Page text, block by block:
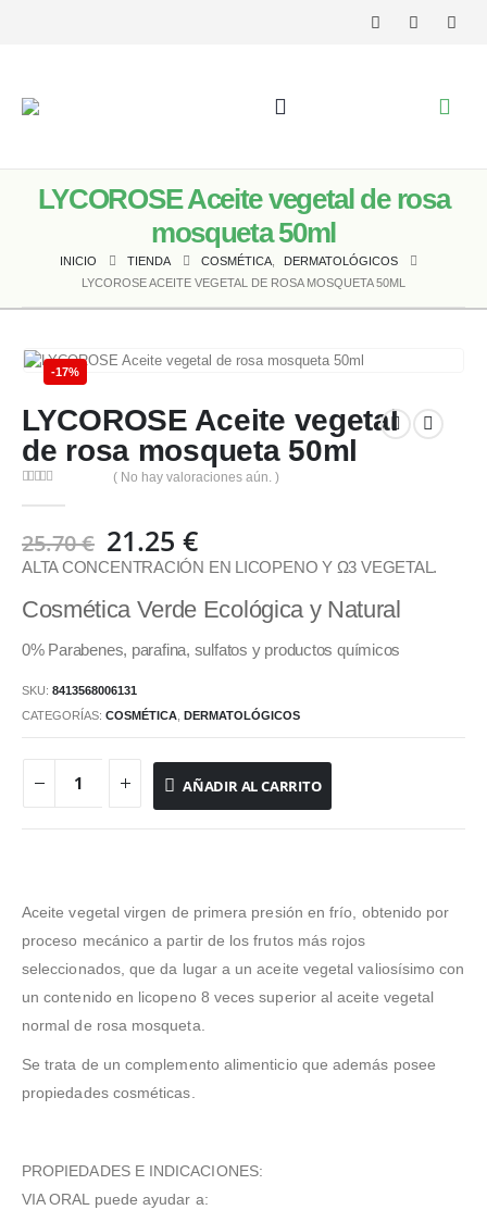
LYCOROSE Aceite vegetal de rosa
mosqueta 50ml
INICIO TIENDA COSMÉTICA,
DERMATOLÓGICOS
LYCOROSE ACEITE VEGETAL DE ROSA MOSQUETA 50ML
-17%
LYCOROSE Aceite vegetal
de rosa mosqueta 50ml
( No hay valoraciones aún. )
25.70€ El
precio
original
era:
25.70 €.
21.25€
precio
actual
es:
21.25 €.
ALTA CONCENTRACIÓN EN LICOPENO Y Ω3 VEGETAL.
Cosmética Verde Ecológica y Natural
0% Parabenes, parafina, sulfatos y productos químicos
SKU: 8413568006131
CATEGORÍAS: COSMÉTICA, DERMATOLÓGICOS
AÑADIR AL CARRITO
Aceite vegetal virgen de primera presión en frío, obtenido por
proceso mecánico a partir de los frutos más rojos
seleccionados, que da lugar a un aceite vegetal valiosísimo con
un contenido en licopeno 8 veces superior al aceite vegetal
normal de rosa mosqueta.
Se trata de un complemento alimenticio que además posee
propiedades cosméticas.
PROPIEDADES E INDICACIONES:
VIA ORAL puede ayudar a: